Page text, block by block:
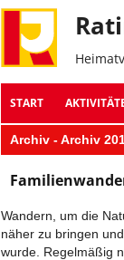
START
​Archiv - Archiv
Wandern, um die
näher zu bringen
wurde. Regelmäßig